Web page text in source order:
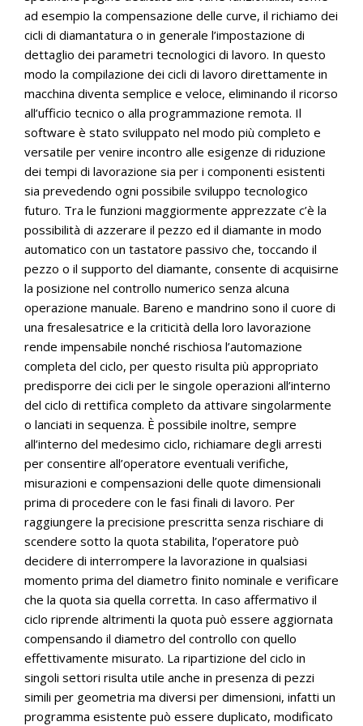
ad esempio la compensazione delle curve, il richiamo dei
cicli di diamantatura o in generale l’impostazione di
dettaglio dei parametri tecnologici di lavoro. In questo
modo la compilazione dei cicli di lavoro direttamente in
macchina diventa semplice e veloce, eliminando il ricorso
all’ufficio tecnico o alla programmazione remota. Il
software è stato sviluppato nel modo più completo e
versatile per venire incontro alle esigenze di riduzione
dei tempi di lavorazione sia per i componenti esistenti
sia prevedendo ogni possibile sviluppo tecnologico
futuro. Tra le funzioni maggiormente apprezzate c’è la
possibilità di azzerare il pezzo ed il diamante in modo
automatico con un tastatore passivo che, toccando il
pezzo o il supporto del diamante, consente di acquisirne
la posizione nel controllo numerico senza alcuna
operazione manuale. Bareno e mandrino sono il cuore di
una fresalesatrice e la criticità della loro lavorazione
rende impensabile nonché rischiosa l’automazione
completa del ciclo, per questo risulta più appropriato
predisporre dei cicli per le singole operazioni all’interno
del ciclo di rettifica completo da attivare singolarmente
o lanciati in sequenza. È possibile inoltre, sempre
all’interno del medesimo ciclo, richiamare degli arresti
per consentire all’operatore eventuali verifiche,
misurazioni e compensazioni delle quote dimensionali
prima di procedere con le fasi finali di lavoro. Per
raggiungere la precisione prescritta senza rischiare di
scendere sotto la quota stabilita, l’operatore può
decidere di interrompere la lavorazione in qualsiasi
momento prima del diametro finito nominale e verificare
che la quota sia quella corretta. In caso affermativo il
ciclo riprende altrimenti la quota può essere aggiornata
compensando il diametro del controllo con quello
effettivamente misurato. La ripartizione del ciclo in
singoli settori risulta utile anche in presenza di pezzi
simili per geometria ma diversi per dimensioni, infatti un
programma esistente può essere duplicato, modificato